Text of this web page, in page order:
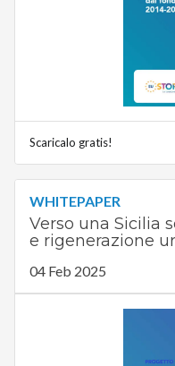
Scaricalo gratis!
WHITEPAPER
Verso una Sicilia
e rigenerazione
04 Feb 2025